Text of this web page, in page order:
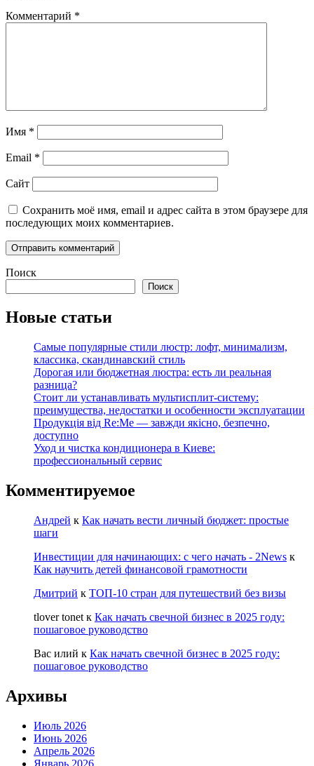
Комментарий *
Имя *
Email *
Сайт
Сохранить моё имя, email и адрес сайта в этом браузере для
последующих моих комментариев.
Поиск
Поиск
Новые статьи
Самые популярные стили люстр: лофт, минимализм,
классика, скандинавский стиль
Дорогая или бюджетная люстра: есть ли реальная
разница?
Стоит ли устанавливать мультисплит-систему:
преимущества, недостатки и особенности эксплуатации
Продукція від Re:Me — завжди якісно, безпечно,
доступно
Уход и чистка кондиционера в Киеве:
профессиональный сервис
Комментируемое
Андрей к Как начать вести личный бюджет: простые
шаги
Инвестиции для начинающих: с чего начать - 2News к
Как научить детей финансовой грамотности
Дмитрий к ТОП-10 стран для путешествий без визы
tlover tonet к Как начать свечной бизнес в 2025 году:
пошаговое руководство
Вас илий к Как начать свечной бизнес в 2025 году:
пошаговое руководство
Архивы
Июль 2026
Июнь 2026
Апрель 2026
Январь 2026